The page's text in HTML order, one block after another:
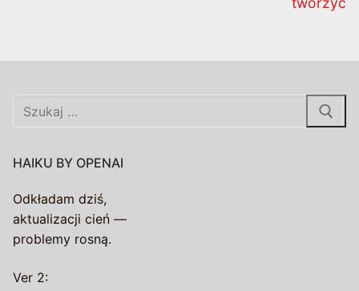
Szukaj:
HAIKU BY OPENAI
Odkładam dziś,
aktualizacji cień —
problemy rosną.
Ver 2: